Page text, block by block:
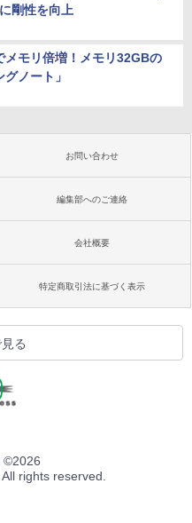
剛性を向上
メモリ倍増！メモリ32GBの
グノート」
お問い合わせ
編集部へのご連絡
会社概要
特定商取引法に基づく表示
る
©2026
rights reserved.